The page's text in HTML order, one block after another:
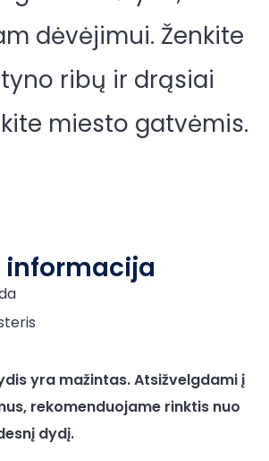
dėvėjimui. Ženkite
ribų ir drąsiai
miesto gatvėmis.
informacija
yra mažintas. Atsižvelgdami į
rekomenduojame rinktis nuo
dydį.